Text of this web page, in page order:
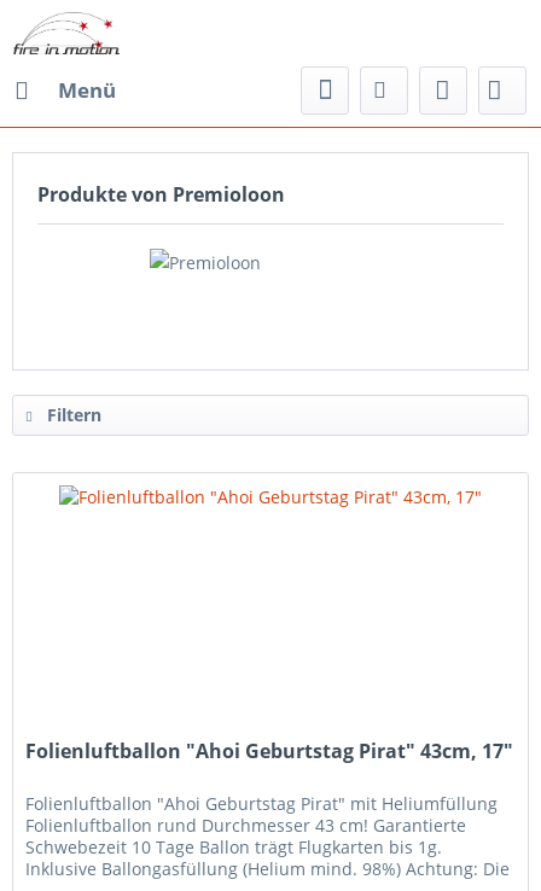
Menü
Produkte von Premioloon
Filtern
Folienluftballon "Ahoi Geburtstag Pirat" 43cm, 17"
Folienluftballon "Ahoi Geburtstag Pirat" mit Heliumfüllung
Folienluftballon rund Durchmesser 43 cm! Garantierte
Schwebezeit 10 Tage Ballon trägt Flugkarten bis 1g.
Inklusive Ballongasfüllung (Helium mind. 98%) Achtung: Die